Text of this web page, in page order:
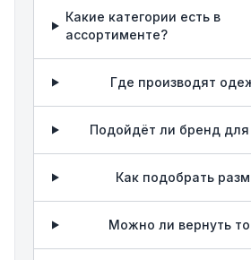
Какие категории есть в
ассортименте?
Где производят
Подойдёт ли бренд
Как подобрать
Можно ли вернуть